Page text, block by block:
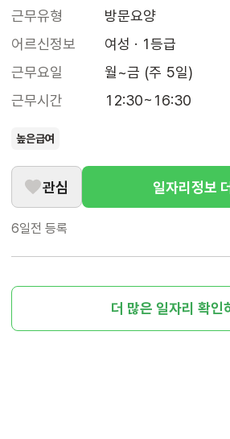
근무유형
방문요양
어르신정보
여성 · 1등급
근무요일
월~금 (주 5일)
근무시간
12:30~16:30
높은급여
관심 일자리정보
6일전 등록
더 많은 일자리 확인